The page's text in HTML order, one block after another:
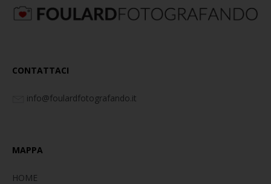
CONTATTACI
info@foulardfotografando.it
MAPPA
HOME